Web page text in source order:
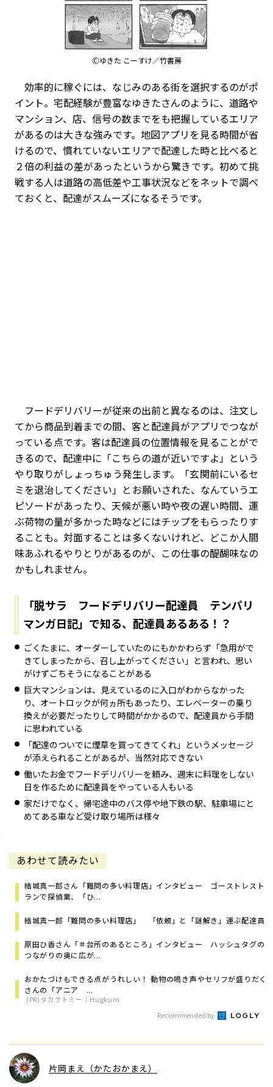
Ⓒゆきた こーすけ／竹書房
効率的に稼ぐには、なじみのある街を選択するのがポ
イント。宅配経験が豊富なゆきたさんのように、道路や
マンション、店、信号の数までをも把握しているエリア
があるのは大きな強みです。地図アプリを見る時間が省
けるので、慣れていないエリアで配達した時と比べると
２倍の利益の差があったというから驚きです。初めて挑
戦する人は道路の高低差や工事状況などをネットで調べ
ておくと、配達がスムーズになるそうです。
フードデリバリーが従来の出前と異なるのは、注文し
てから商品到着までの間、客と配達員がアプリでつなが
っている点です。客は配達員の位置情報を見ることがで
きるので、配達中に「こちらの道が近いですよ」という
やり取りがしょっちゅう発生します。「玄関前にいるセ
ミを退治してください」とお願いされた、なんていうエ
ピソードがあったり、天候が悪い時や夜の遅い時間、運
ぶ荷物の量が多かった時などにはチップをもらったりす
ることも。対面することは多くないけれど、どこか人間
味あふれるやりとりがあるのが、この仕事の醍醐味なの
かもしれません。
「脱サラ フードデリバリー配達員 テンパリ
マンガ日記」で知る、配達員あるある！？
ごくたまに、オーダーしていたのにもかかわらず「急用がで
きてしまったから、召し上がってください」と言われ、思い
がけずごちそうになることがある
巨大マンションは、見えているのに入口がわからなかった
り、オートロックが何ヵ所もあったり、エレベーターの乗り
換えが必要だったりして時間がかかるので、配達員から手間
に思われている
「配達のついでに煙草を買ってきてくれ」というメッセージ
が添えられることがあるが、当然対応できない
働いたお金でフードデリバリーを頼み、週末に料理をしない
日を作るために配達員をやっている人もいる
家だけでなく、帰宅途中のバス停や地下鉄の駅、駐車場にと
めてある車など受け取り場所は様々
あわせて読みたい
結城真一郎さん「難問の多い料理店」インタビュー ゴーストレスト
ランで探偵業、「ひ...
結城真一郎「難問の多い料理店」 「依頼」と「謎解き」運ぶ配達員
原田ひ香さん「＃台所のあるところ」インタビュー ハッシュタグの
つながりの奥に広が...
おかたづけもできる点がうれしい！ 動物の鳴き声やセリフが盛りだく
さんの「アニア ...
(PR)タカラトミー｜Hugkum
Recommended by
片岡まえ（かたおかまえ）